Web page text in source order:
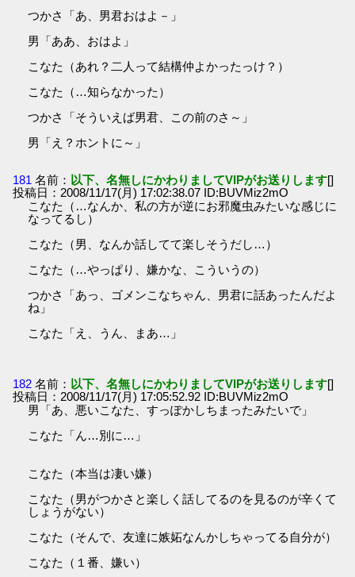
つかさ「あ、男君おはよ－」
男「ああ、おはよ」
こなた（あれ？二人って結構仲よかったっけ？）
こなた（…知らなかった）
つかさ「そういえば男君、この前のさ～」
男「え？ホントに～」
181 名前： 以下、名無しにかわりましてVIPがお送りします[]
投稿日：2008/11/17(月) 17:02:38.07 ID:BUVMiz2mO
こなた（…なんか、私の方が逆にお邪魔虫みたいな感じに
なってるし）
こなた（男、なんか話してて楽しそうだし…）
こなた（…やっぱり、嫌かな、こういうの）
つかさ「あっ、ゴメンこなちゃん、男君に話あったんだよ
ね」
こなた「え、うん、まあ…」
182 名前： 以下、名無しにかわりましてVIPがお送りします[]
投稿日：2008/11/17(月) 17:05:52.92 ID:BUVMiz2mO
男「あ、悪いこなた、すっぽかしちまったみたいで」
こなた「ん…別に…」
こなた（本当は凄い嫌）
こなた（男がつかさと楽しく話してるのを見るのが辛くて
しょうがない）
こなた（そんで、友達に嫉妬なんかしちゃってる自分が）
こなた（１番、嫌い）